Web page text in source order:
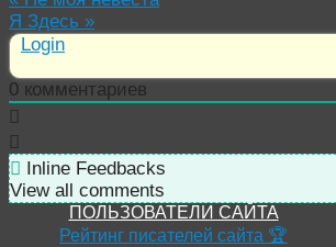
Я Здесь »
Login
0 комментариев
Inline Feedbacks
View all comments
ПОЛЬЗОВАТЕЛИ САЙТА
Рейтинг писателей сайта 🏆